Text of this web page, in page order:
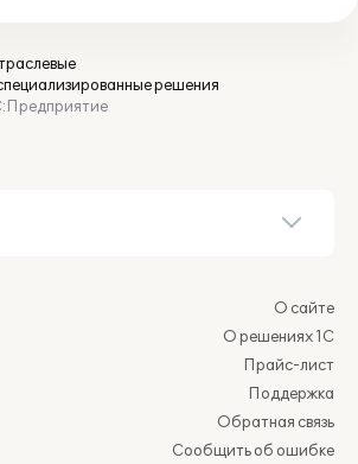
решения
О сайте
О решениях 1С
Прайс-лист
Поддержка
Обратная связь
Сообщить об ошибке